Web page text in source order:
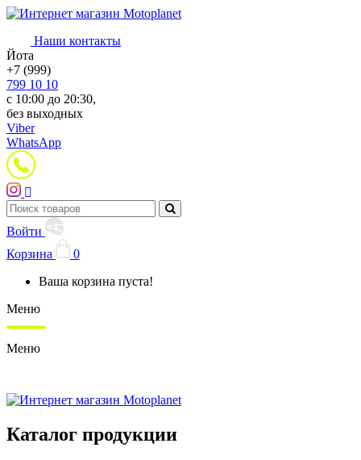
Наши контакты
Йота
+7 (999)
799 10 10
с 10:00 до 20:30,
без выходных
Viber
WhatsApp
Войти
Корзина
0
Ваша корзина пуста!
Меню
Меню
Каталог продукции